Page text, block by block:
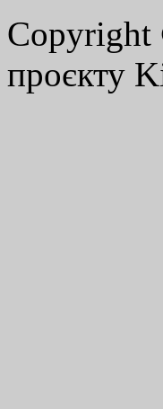
Copyright
проєкту